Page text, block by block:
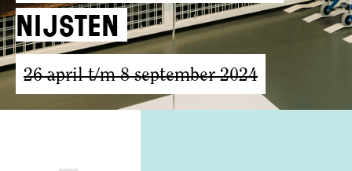
Nijsten
26 april t/m 8 september 2024